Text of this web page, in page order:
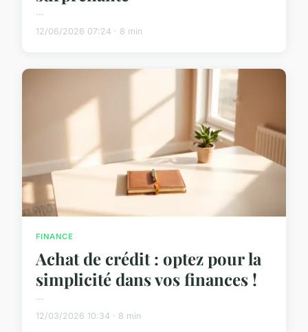
...
12/06/2026 07:24 · 8 min
FINANCE
Achat de crédit : optez pour la
simplicité dans vos finances !
...
12/03/2026 10:34 · 8 min